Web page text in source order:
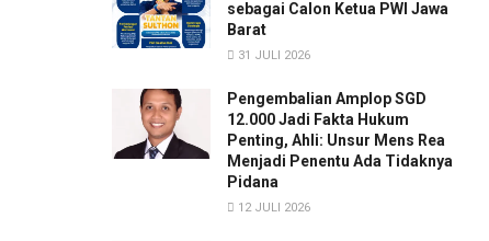
sebagai Calon Ketua PWI Jawa
Barat
31 JULI 2026
Pengembalian Amplop SGD
12.000 Jadi Fakta Hukum
Penting, Ahli: Unsur Mens Rea
Menjadi Penentu Ada Tidaknya
Pidana
12 JULI 2026